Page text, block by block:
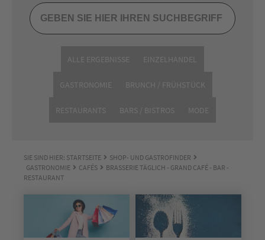
ALLE ERGEBNISSE EINZELHANDEL
GASTRONOMIE BRUNCH / FRÜHSTÜCK
RESTAURANTS BARS / BISTROS MODE
SIE SIND HIER: STARTSEITE
SHOP- UND GASTROFINDER
GASTRONOMIE
CAFÉS
BRASSERIE TÄGLICH - GRAND CAFÉ - BAR -
RESTAURANT